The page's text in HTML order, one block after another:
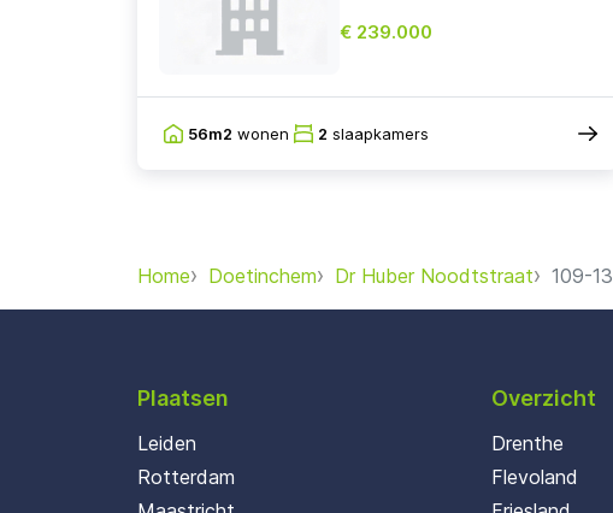
€ 239.000
56m2 wonen 2 slaapkamers
Home Doetinchem Dr Huber Noodtstraat 109-13
Plaatsen
Leiden
Rotterdam
Overzicht
Drenthe
Flevoland